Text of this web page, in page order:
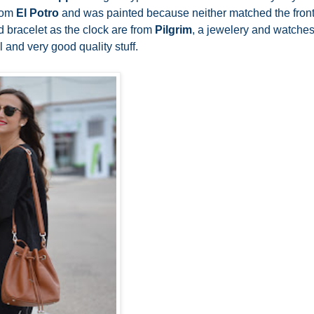
El Potro and was painted because neither matched the
bracelet as the clock are from Pilgrim, a jewelery and
and very good quality stuff.